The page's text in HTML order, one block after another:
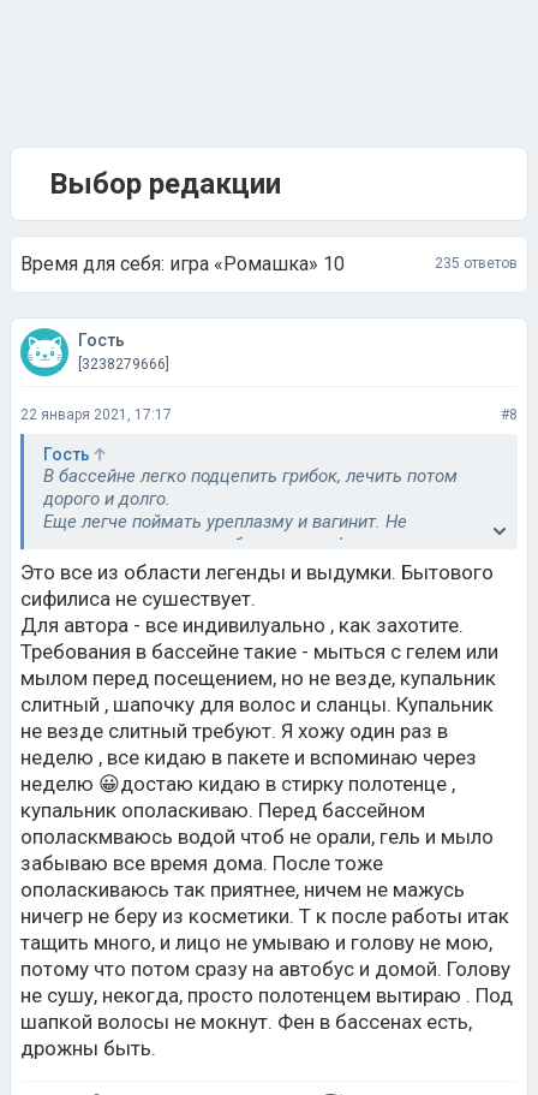
Выбор редакции
Время для себя: игра «Ромашка» 10 235 ответов
Гость
[3238279666]
22 января 2021, 17:17 #8
Гость
В бассейне легко подцепить грибок, лечить потом
дорого и долго.
Еще легче поймать уреплазму и вагинит. Не
исключено заражение бытовым сифилисом, гонорею
сложнее подцепить.
Зачем вам этот букет заболеваний ,ради
сомнительного удовольствия.
Берегите себя смолоду!!!!
Это все из области легенды и выдумки. Бытового
сифилиса не сушествует.
Для автора - все индивилуально , как захотите.
Требования в бассейне такие - мыться с гелем или
мылом перед посещением, но не везде, купальник
слитный , шапочку для волос и сланцы. Купальник
не везде слитный требуют. Я хожу один раз в
неделю , все кидаю в пакете и вспоминаю через
неделю 😀достаю кидаю в стирку полотенце ,
купальник ополаскиваю. Перед бассейном
ополаскмваюсь водой чтоб не орали, гель и мыло
забываю все время дома. После тоже
ополаскиваюсь так приятнее, ничем не мажусь
ничегр не беру из косметики. Т к после работы итак
тащить много, и лицо не умываю и голову не мою,
потому что потом сразу на автобус и домой. Голову
не сушу, некогда, просто полотенцем вытираю . Под
шапкой волосы не мокнут. Фен в бассенах есть,
дрожны быть.